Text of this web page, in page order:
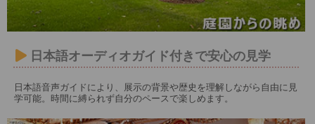
日本語オーディオガイド付きで安心の見学
日本語音声ガイドにより、展示の背景や歴史を理解しながら自由に見
学可能。時間に縛られず自分のペースで楽しめます。